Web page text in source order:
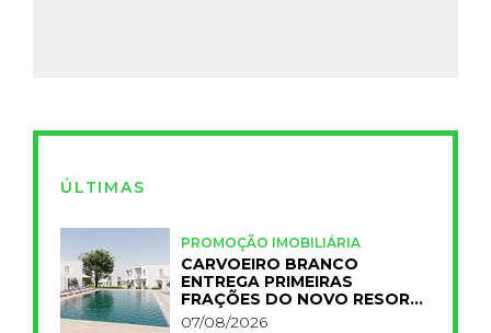
ÚLTIMAS
PROMOÇÃO IMOBILIÁRIA
CARVOEIRO BRANCO
ENTREGA PRIMEIRAS
FRAÇÕES DO NOVO RESORT
PRIMELIFE
07/08/2026